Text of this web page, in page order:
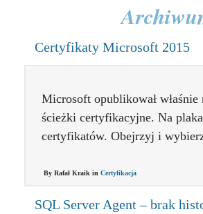
Certyfikaty Microsoft 2015
Microsoft opublikował
ścieżki certyfikacyjne. Na
certyfikatów. Obejrzyj i
By Rafał Kraik in Certyfikacja
SQL Server Agent – brak